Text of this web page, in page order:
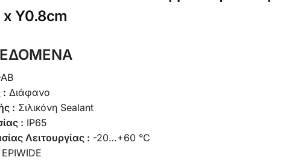
Υ0.8cm
: Διάφανο
: Σιλικόνη Sealant
: IP65
Λειτουργίας : -20…+60 °C
EPIWIDE